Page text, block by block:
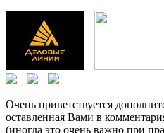
Очень приветствуется
оставленная Вами в
(иногда это очень важно при